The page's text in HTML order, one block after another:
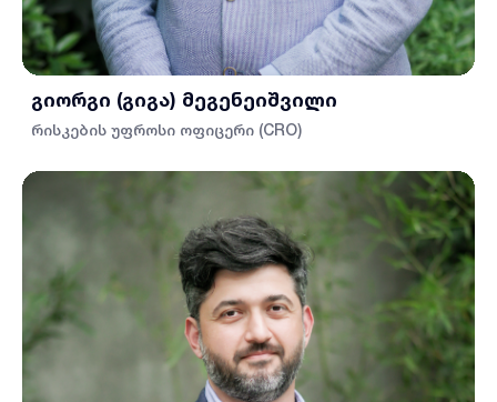
გიორგი (გიგა) მეგენეიშვილი
რისკების უფროსი ოფიცერი (CRO)